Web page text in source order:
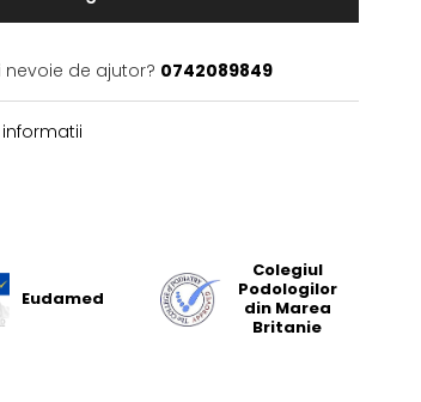
nevoie de ajutor? 0742089849
Eudamed
Colegiul
Podologilor
din Marea
Britanie